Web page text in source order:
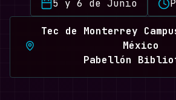
5 y 6 de Junio
Tec de Monterrey
México
Pabellón